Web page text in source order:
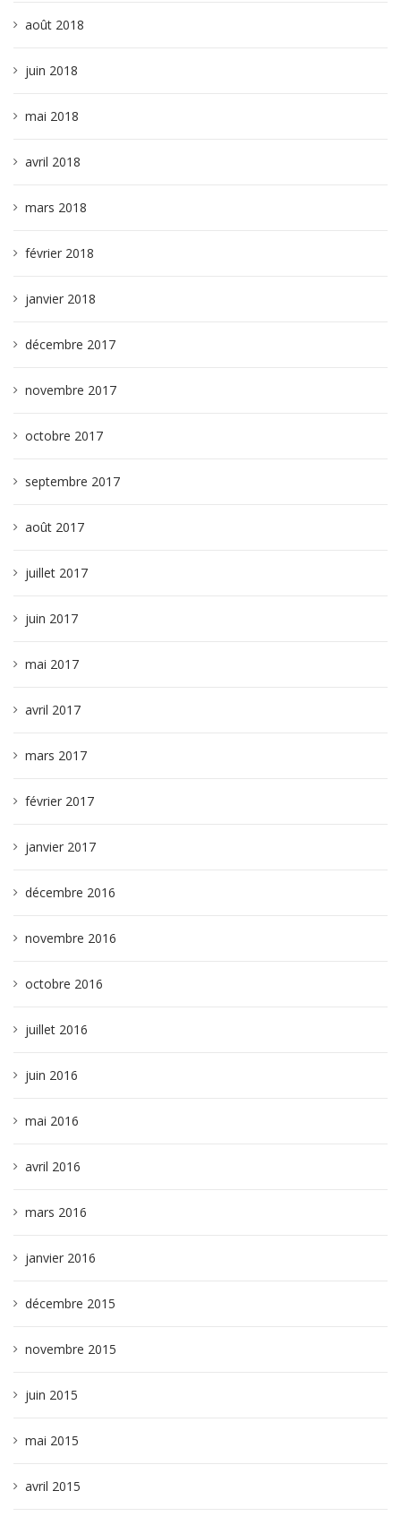
août 2018
juin 2018
mai 2018
avril 2018
mars 2018
février 2018
janvier 2018
décembre 2017
novembre 2017
octobre 2017
septembre 2017
août 2017
juillet 2017
juin 2017
mai 2017
avril 2017
mars 2017
février 2017
janvier 2017
décembre 2016
novembre 2016
octobre 2016
juillet 2016
juin 2016
mai 2016
avril 2016
mars 2016
janvier 2016
décembre 2015
novembre 2015
juin 2015
mai 2015
avril 2015